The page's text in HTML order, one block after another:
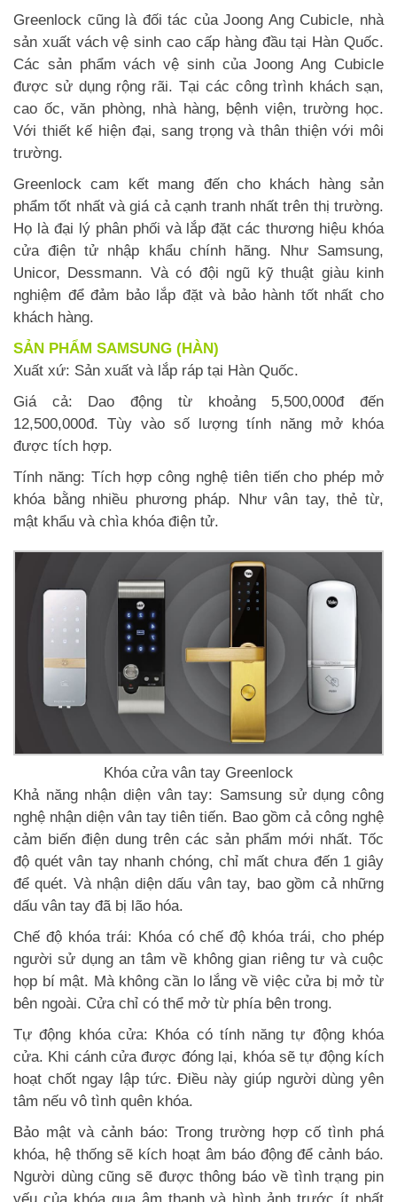
Greenlock cũng là đối tác của Joong Ang Cubicle, nhà
sản xuất vách vệ sinh cao cấp hàng đầu tại Hàn Quốc.
Các sản phẩm vách vệ sinh của Joong Ang Cubicle
được sử dụng rộng rãi. Tại các công trình khách sạn,
cao ốc, văn phòng, nhà hàng, bệnh viện, trường học.
Với thiết kế hiện đại, sang trọng và thân thiện với môi
trường.
Greenlock cam kết mang đến cho khách hàng sản
phẩm tốt nhất và giá cả cạnh tranh nhất trên thị trường.
Họ là đại lý phân phối và lắp đặt các thương hiệu khóa
cửa điện tử nhập khẩu chính hãng. Như Samsung,
Unicor, Dessmann. Và có đội ngũ kỹ thuật giàu kinh
nghiệm để đảm bảo lắp đặt và bảo hành tốt nhất cho
khách hàng.
SẢN PHẨM SAMSUNG (HÀN)
Xuất xứ: Sản xuất và lắp ráp tại Hàn Quốc.
Giá cả: Dao động từ khoảng 5,500,000đ đến
12,500,000đ. Tùy vào số lượng tính năng mở khóa
được tích hợp.
Tính năng: Tích hợp công nghệ tiên tiến cho phép mở
khóa bằng nhiều phương pháp. Như vân tay, thẻ từ,
mật khẩu và chìa khóa điện tử.
Khóa cửa vân tay Greenlock
Khả năng nhận diện vân tay: Samsung sử dụng công
nghệ nhận diện vân tay tiên tiến. Bao gồm cả công nghệ
cảm biến điện dung trên các sản phẩm mới nhất. Tốc
độ quét vân tay nhanh chóng, chỉ mất chưa đến 1 giây
để quét. Và nhận diện dấu vân tay, bao gồm cả những
dấu vân tay đã bị lão hóa.
Chế độ khóa trái: Khóa có chế độ khóa trái, cho phép
người sử dụng an tâm về không gian riêng tư và cuộc
họp bí mật. Mà không cần lo lắng về việc cửa bị mở từ
bên ngoài. Cửa chỉ có thể mở từ phía bên trong.
Tự động khóa cửa: Khóa có tính năng tự động khóa
cửa. Khi cánh cửa được đóng lại, khóa sẽ tự động kích
hoạt chốt ngay lập tức. Điều này giúp người dùng yên
tâm nếu vô tình quên khóa.
Bảo mật và cảnh báo: Trong trường hợp cố tình phá
khóa, hệ thống sẽ kích hoạt âm báo động để cảnh báo.
Người dùng cũng sẽ được thông báo về tình trạng pin
yếu của khóa qua âm thanh và hình ảnh trước ít nhất